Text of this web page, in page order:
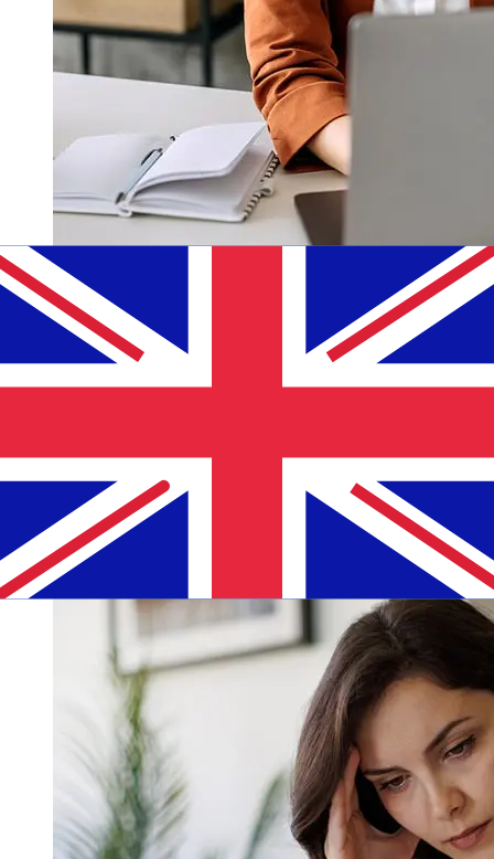
Hoe snel is een Novo Banco EUR om
over te GBP ?
Bezorgtijden voor internationale overboekingen met
Novo Banco van Euro Lidstaten tot Verenigd Koninkrijk
duren meestal 1 tot 5 werkdagen. Factoren zoals
feestdagen en veiligheidscontroles kunnen ook invloed
hebben op de levering. Controleer Novo Banco, S.Ade
afkaptijden om vertragingen te voorkomen.